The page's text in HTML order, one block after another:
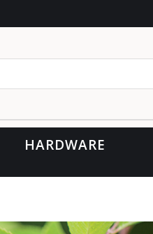
θέλ
HARDWARE